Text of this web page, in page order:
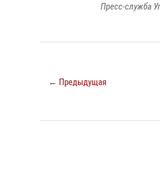
Пресс-служба
← Предыдущая